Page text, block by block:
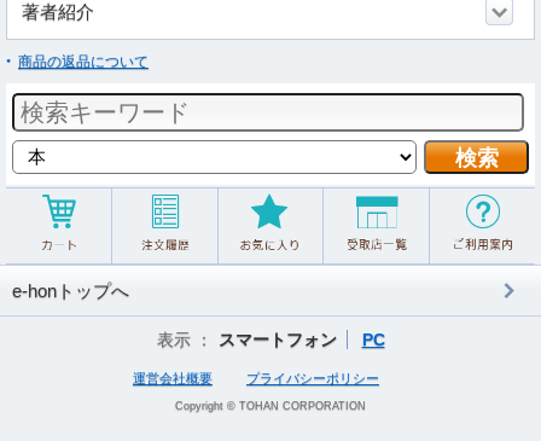
著者紹介
商品の返品について
e-honトップへ
表示 ： スマートフォン PC
運営会社概要 プライバシーポリシー
Copyright © TOHAN CORPORATION